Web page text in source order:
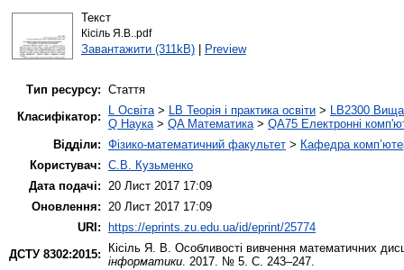
Текст
Кісіль Я.В..pdf
Завантажити (311kB)| Preview
Тип ресурсу: Стаття
Класифікатор:
L Освіта> LB Теорія і практика освіти > LB2300 Вища
Q Наука> QA Математика> QA75 Електронні
Відділи: Фізико-математичний факультет > Кафедра
Користувач: С.В. Кузьменко
Дата подачі: 20 Лист 2017 17:09
Оновлення: 20 Лист 2017 17:09
URI:
https://eprints.zu.edu.ua/id/eprint/25774
ДСТУ 8302:2015:
Кісіль Я. В. Особливості вивчення математичних
інформатики. 2017. № 5. С. 243–247.